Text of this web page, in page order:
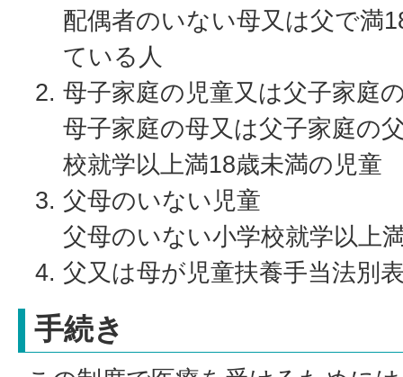
配偶者のいない母又は父で満
ている人
母子家庭の児童又は父子家庭
母子家庭の母又は父子家庭の
校就学以上満18歳未満の児童
父母のいない児童
父母のいない小学校就学以上
父又は母が児童扶養手当法別
手続き